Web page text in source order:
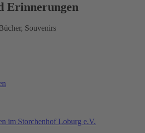
Erinnerungen
Souvenirs